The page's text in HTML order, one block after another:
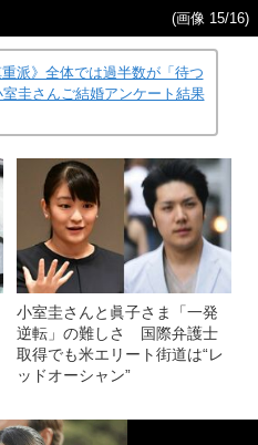
(画像 15/16)
重派》全体では過半数が「待つ
圭さんご結婚アンケート結果
小室圭さんと眞子さま「一発
逆転」の難しさ 国際弁護士
取得でも米エリート街道は“レ
ッドオーシャン”